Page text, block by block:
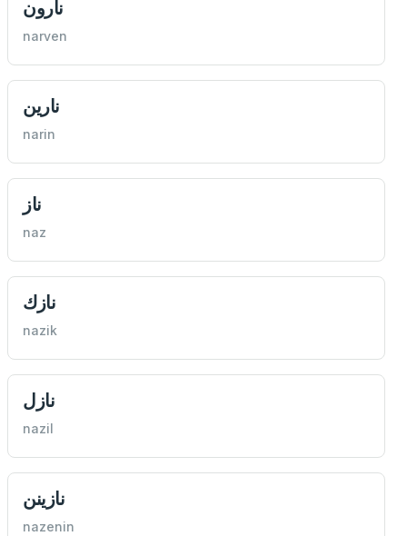
نارون
narven
نارین
narin
ناز
naz
نازك
nazik
نازل
nazil
نازینن
nazenin